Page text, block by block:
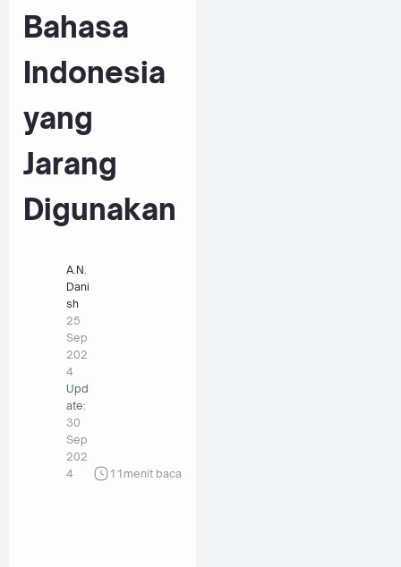
Bahasa
Indonesia
yang
Jarang
Digunakan
A.N.
Dani
sh
25
Sep
202
4
Upd
ate:
30
Sep
202
4
11 menit baca